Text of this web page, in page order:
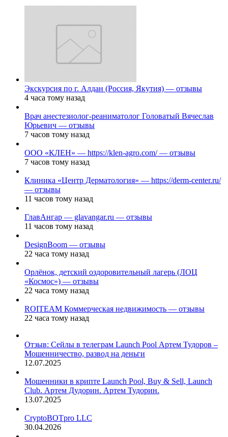
Экскурсия по г. Алдан (Россия, Якутия) — отзывы
4 часа тому назад
Врач анестезиолог-реаниматолог Головатый Вячеслав
Юрьевич — отзывы
7 часов тому назад
ООО «КЛЕН» — https://klen-agro.com/ — отзывы
7 часов тому назад
Клиника «Центр Дерматология» — https://derm-center.ru/
— отзывы
11 часов тому назад
ГлавАнгар — glavangar.ru — отзывы
11 часов тому назад
DesignBoom — отзывы
22 часа тому назад
Орлёнок, детский оздоровительный лагерь (ЛОЦ
«Космос») — отзывы
22 часа тому назад
ROITEAM Коммерческая недвижимость — отзывы
22 часа тому назад
Отзыв: Сейлы в телеграм Launch Pool Артем Тудоров –
Мошенничество, развод на деньги
12.07.2025
Мошенники в крипте Launch Pool, Buy & Sell, Launch
Club. Артем Дудорин. Артем Тудорин.
13.07.2025
CryptoBOTpro LLC
30.04.2026